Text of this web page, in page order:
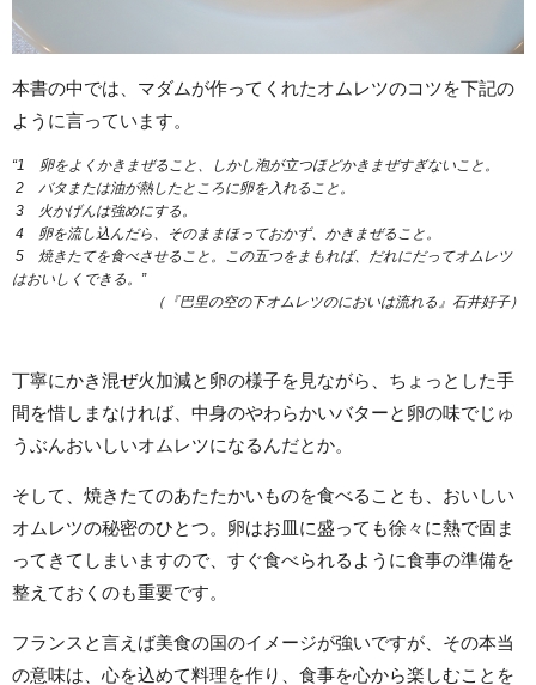
本書の中では、マダムが作ってくれたオムレツのコツを下記の
ように言っています。
“1 卵をよくかきまぜること、しかし泡が立つほどかきまぜすぎないこと。
2 バタまたは油が熱したところに卵を入れること。
3 火かげんは強めにする。
4 卵を流し込んだら、そのままほっておかず、かきまぜること。
5 焼きたてを食べさせること。 この五つをまもれば、だれにだってオムレツ
はおいしくできる。”
（『巴里の空の下オムレツのにおいは流れる』石井好子）
丁寧にかき混ぜ火加減と卵の様子を見ながら、ちょっとした手
間を惜しまなければ、中身のやわらかいバターと卵の味でじゅ
うぶんおいしいオムレツになるんだとか。
そして、焼きたてのあたたかいものを食べることも、おいしい
オムレツの秘密のひとつ。卵はお皿に盛っても徐々に熱で固ま
ってきてしまいますので、すぐ食べられるように食事の準備を
整えておくのも重要です。
フランスと言えば美食の国のイメージが強いですが、その本当
の意味は、心を込めて料理を作り、食事を心から楽しむことを